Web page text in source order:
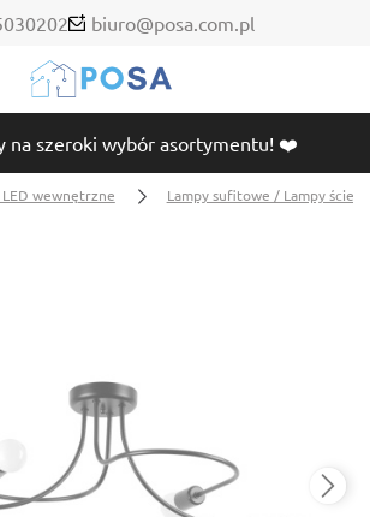
biuro@posa.com.pl
na szeroki wybór asortymentu! ❤️
wewnętrzne Lampy sufitowe / Lampy